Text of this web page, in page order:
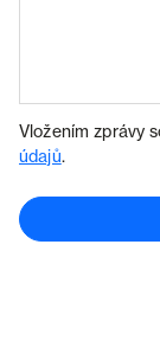
Vložením zprávy
údajů.